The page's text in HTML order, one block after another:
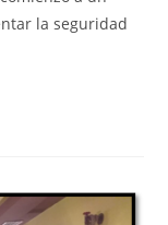
la seguridad